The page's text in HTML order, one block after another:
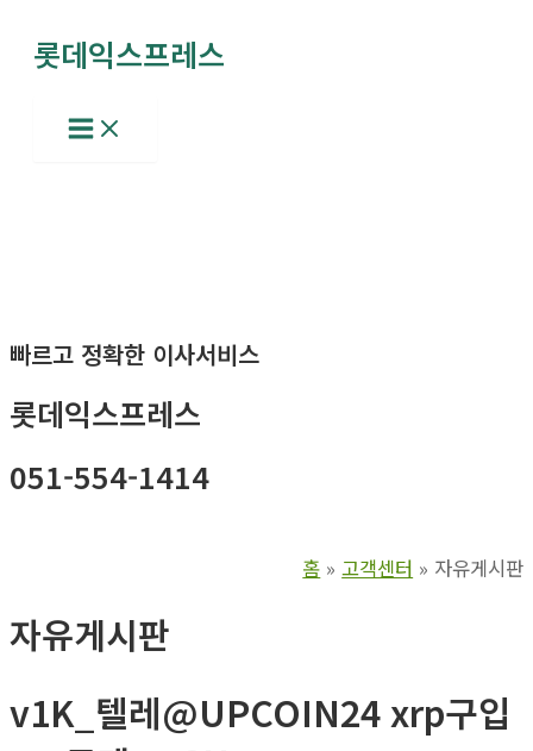
롯데익스프레스
Main
Menu
빠르고 정확한 이사서비스
롯데익스프레스
051-554-1414
홈 고객센터 자유게시판
자유게시판
v1K_텔레@UPCOIN24 xrp구입